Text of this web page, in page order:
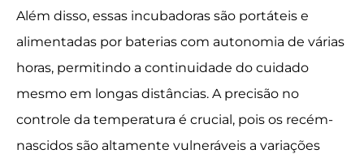
Além disso, essas incubadoras são portáteis e
alimentadas por baterias com autonomia de várias
horas, permitindo a continuidade do cuidado
mesmo em longas distâncias. A precisão no
controle da temperatura é crucial, pois os recém-
nascidos são altamente vulneráveis a variações